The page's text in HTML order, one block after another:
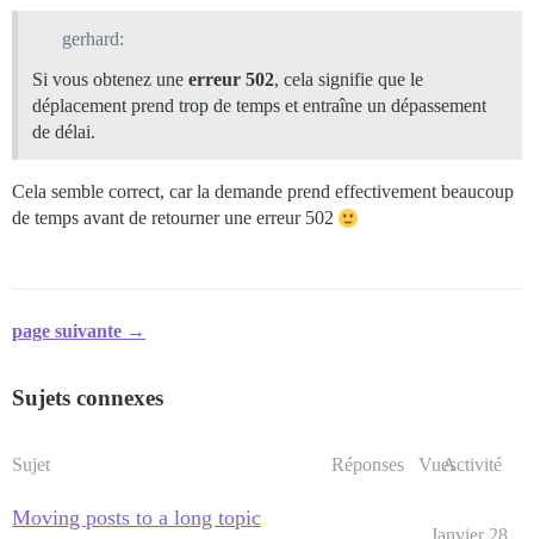
gerhard:
Si vous obtenez une erreur 502, cela signifie que le
déplacement prend trop de temps et entraîne un dépassement
de délai.
Cela semble correct, car la demande prend effectivement beaucoup
de temps avant de retourner une erreur 502
page suivante →
Sujets connexes
Sujet Réponses VuesActivité
Moving posts to a long topic
Janvier 28,